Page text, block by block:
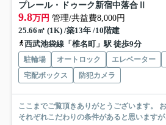
プレール・ドゥーク新宿中落合Ⅱ
9.8万円 管理/共益費8,000円
25.66㎡ (1K) /築13年 /10階建
西武池袋線「椎名町」駅 徒歩9分
駐輪場 オートロック エレベーター
宅配ボックス
防犯カメラ
ここまでご覧頂きありがとうございます。 お部屋探しの際には、皆さま
それぞれこだわりの条件があると思います